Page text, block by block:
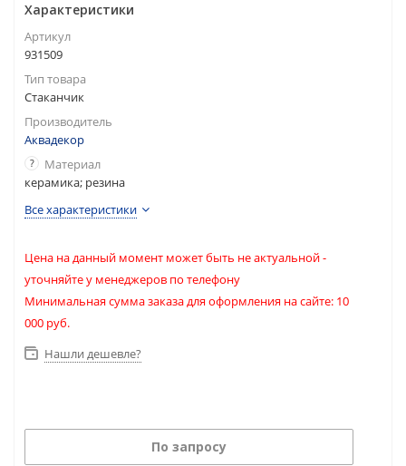
Характеристики
Артикул
931509
Тип товара
Стаканчик
Производитель
Аквадекор
?
Материал
керамика; резина
Все характеристики
Цена на данный момент может быть не актуальной -
уточняйте у менеджеров по телефону
Минимальная сумма заказа для оформления на сайте: 10
000 руб.
Нашли дешевле?
По запросу